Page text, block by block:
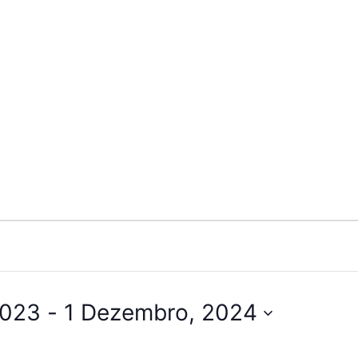
- 1 Dezembro, 2024